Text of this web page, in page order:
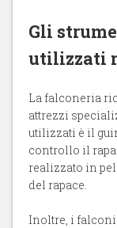
Gli
utilizzati
La falconeria
attrezzi
utilizzati è il
controllo il
realizzato in
del rapace.
Inoltre, i